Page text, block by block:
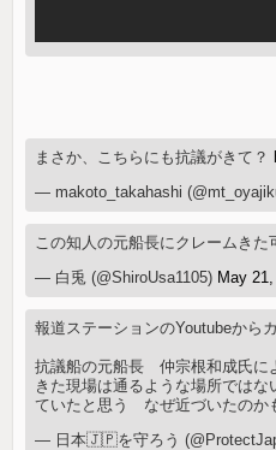
まさか、こちらにも抗議がきて？
— makoto_takahashi
この知人の元船長にクレームきた
— 白兎 (@ShiroUsa1105) May
報道ステーションのYoutubeから
抗議船の元船長 仲宗根和成氏に
きた現場は通るような場所では
ていたと思う なぜ近づいたのか
— 日本🇯🇵を守ろう